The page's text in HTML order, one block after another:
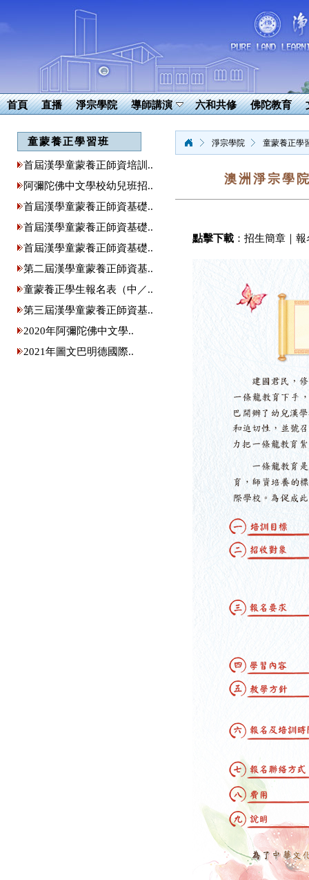
首頁 直播 淨宗學院 導師講演 六和共修 佛陀教育
童蒙養正學習班
首屆漢學童蒙養正師資培訓..
阿彌陀佛中文學校幼兒班招..
首屆漢學童蒙養正師資基礎..
首屆漢學童蒙養正師資基礎..
首屆漢學童蒙養正師資基礎..
第二屆漢學童蒙養正師資基..
童蒙養正學生報名表（中／..
第三屆漢學童蒙養正師資基..
2020年阿彌陀佛中文學..
2021年圖文巴明德國際..
淨宗學院 童蒙養正學
澳洲淨宗學
點擊下載 ： 招生簡章 報